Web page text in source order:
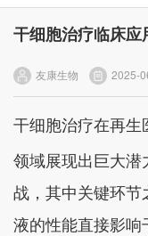
干细胞治疗临床应
友康生物 2025-
干细胞治疗在再
领域展现出巨大
战，其中关键环
液的性能直接影